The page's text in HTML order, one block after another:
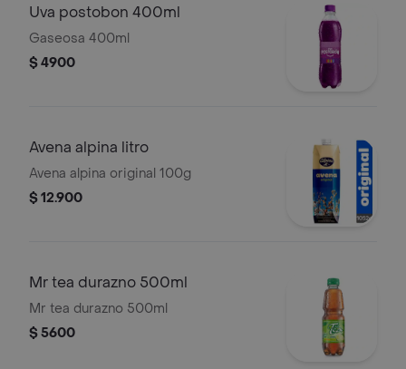
Uva postobon 400ml
Gaseosa 400ml
$ 4900
Avena alpina litro
Avena alpina original 100g
$ 12.900
Mr tea durazno 500ml
Mr tea durazno 500ml
$ 5600